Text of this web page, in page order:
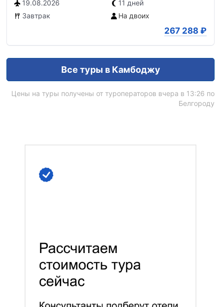
19.08.2026
11 дней
Завтрак
На двоих
267 288 ₽
Все туры в Камбоджу
Цены на туры получены от туроператоров вчера в 13:26 по
Белгороду